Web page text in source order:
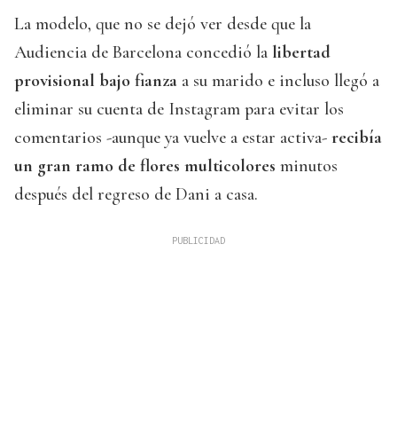
La modelo, que no se dejó ver desde que la
Audiencia de Barcelona concedió la libertad
provisional bajo fianza a su marido e incluso llegó a
eliminar su cuenta de Instagram para evitar los
comentarios -aunque ya vuelve a estar activa- recibía
un gran ramo de flores multicolores minutos
después del regreso de Dani a casa.